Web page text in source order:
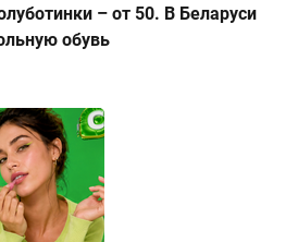
– от 50. В Беларуси
обувь